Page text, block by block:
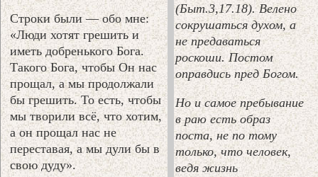
(Быт.3,17.18). Велено
сокрушаться духом, а
не предаваться
роскоши. Постом
оправдись пред Богом.
Но и самое пребывание
в раю есть образ
поста, не по тому
только, что человек,
ведя жизнь
Строки были — обо мне:
«Люди хотят грешить и
иметь добренького Бога.
Такого Бога, чтобы Он нас
прощал, а мы продолжали
бы грешить. То есть, чтобы
мы творили всё, что хотим,
а он прощал нас не
переставая, а мы дули бы в
свою дуду».